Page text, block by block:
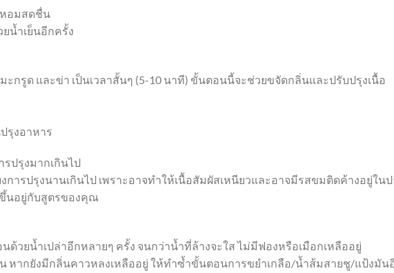
อมสดชื่น
น้ำเย็นอีกครั้ง
ะกรูด และข่า เป็นเวลาสั้นๆ (5-10 นาที) ขั้นตอนนี้จะช่วยขจัดกลิ่นและปรับปรุงเนื้อ
รุงอาหาร
รปรุงมากเกินไป
การปรุงนานเกินไป เพราะอาจทำให้เนื้อสัมผัสเหนียวและอาจมีรสขมติดค้างอยู่ใน
ขึ้นอยู่กับสูตรของคุณ
นด้วยน้ำเปล่าอีกหลายๆ ครั้ง จนกว่าน้ำที่ล้างจะใส ไม่มีฟองหรือเมือกเหลืออยู่
หากยังมีกลิ่นคาวหลงเหลืออยู่ ให้ทำซ้ำขั้นตอนการขยำเกลือ/น้ำส้มสายชู/แป้งมัน